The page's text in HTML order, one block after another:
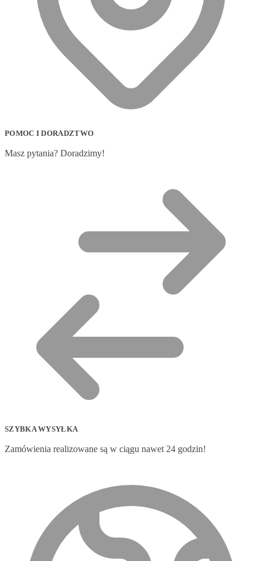
POMOC I DORADZTWO
Masz pytania? Doradzimy!
SZYBKA WYSYŁKA
Zamówienia realizowane są w ciągu nawet 24 godzin!